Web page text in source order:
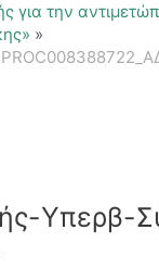
για την
Yπερβ-